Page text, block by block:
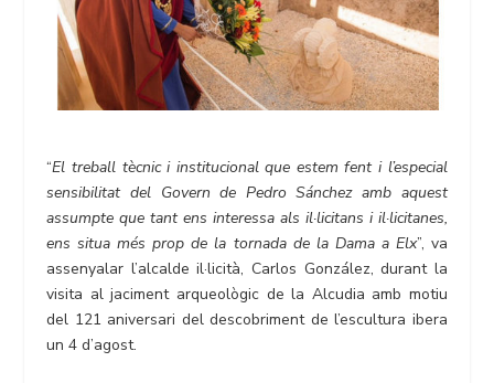
“El treball tècnic i institucional que estem fent i l’especial
sensibilitat del Govern de Pedro Sánchez amb aquest
assumpte que tant ens interessa als il·licitans i il·licitanes,
ens situa més prop de la tornada de la Dama a Elx”, va
assenyalar l’alcalde il·licità, Carlos González, durant la
visita al jaciment arqueològic de la Alcudia amb motiu
del 121 aniversari del descobriment de l’escultura ibera
un 4 d’agost.